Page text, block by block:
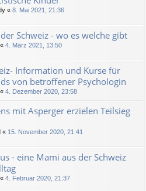
« 8. Mai 2021, 21:36
Schweiz - wo es welche gibt
« 4. März 2021, 13:50
Information und Kurse für
von betroffener Psychologin
« 4. Dezember 2020, 23:58
mit Asperger erzielen Teilsieg
« 15. November 2020, 21:41
- eine Mami aus der Schweiz
« 4. Februar 2020, 21:37